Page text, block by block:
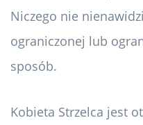
Niczego nie
ograniczonej lub
sposób.
Kobieta Strzelca jest